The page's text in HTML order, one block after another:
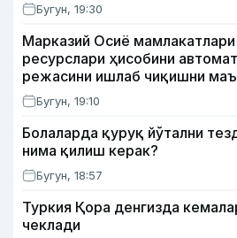
Бугун, 19:30
Марказий Осиё
ресурслари ҳисобини
режасини ишлаб чиқишни
Бугун, 19:10
Болаларда қуруқ йўтални
нима қилиш керак?
Бугун, 18:57
Туркия Қора денгизда
чеклади